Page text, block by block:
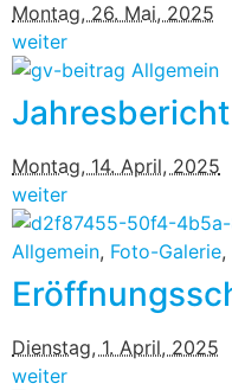
Montag, 26. Mai, 2025
weiter
Allgemein
Montag, 14. April, 2025
weiter
Allgemein, Foto-Galerie,
Dienstag, 1. April, 2025
weiter